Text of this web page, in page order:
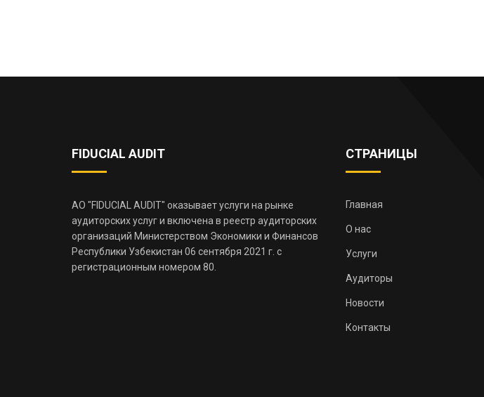
FIDUCIAL AUDIT
АО "FIDUCIAL AUDIT" оказывает услуги на рынке
аудиторских услуг и включена в реестр аудиторских
организаций Министерством Экономики и Финансов
Республики Узбекистан 06 сентября 2021 г. с
регистрационным номером 80.
СТРАНИЦЫ
Главная
О нас
Услуги
Аудиторы
Новости
Контакты